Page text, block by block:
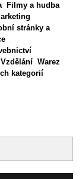
Filmy a hudba
stránky a
Vzdělání Warez
kategorií